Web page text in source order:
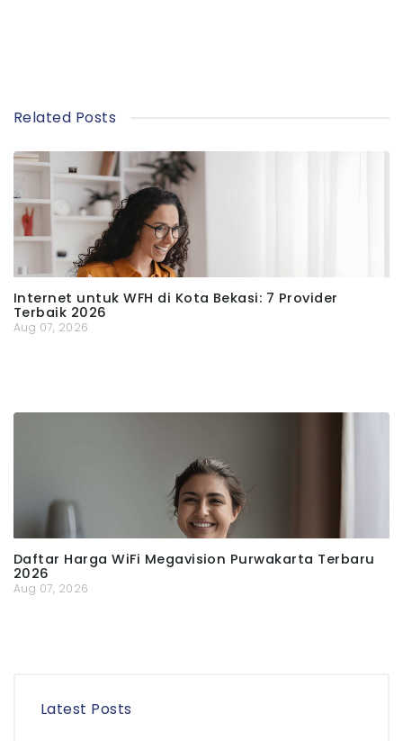
Related Posts
Internet untuk WFH di Kota Bekasi: 7 Provider
Terbaik 2026
Aug 07, 2026
Daftar Harga WiFi Megavision Purwakarta Terbaru
2026
Aug 07, 2026
Latest Posts